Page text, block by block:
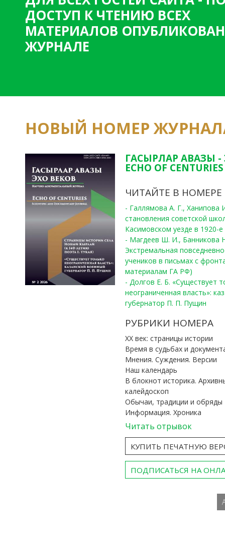
ДОСТУП К ЧТЕНИЮ ВСЕХ
МАТЕРИАЛОВ
ЖУРНАЛЕ
НОВЫЙ НОМЕР
ГАСЫРЛАР АВАЗЫ -
ECHO OF
ЧИТАЙТЕ В НОМЕРЕ
- Галлямова А. Г.,
становления советской
Касимовском уезде в 1920-е
- Магдеев Ш. И., Банникова
Экстремальная
учеников в письмах с
материалам ГА РФ)
- Долгов Е. Б. «Существует
неограниченная власть»:
губернатор П. П. Пущин
РУБРИКИ НОМЕРА
ХХ век: страницы истории
Время в судьбах и
Мнения. Суждения. Версии
Наш календарь
В блокнот историка.
калейдоскоп
Обычаи, традиции и обряды
Информация. Хроника
Читать отрывок
КУПИТЬ ПЕЧАТНУЮ
ПОДПИСАТЬСЯ НА